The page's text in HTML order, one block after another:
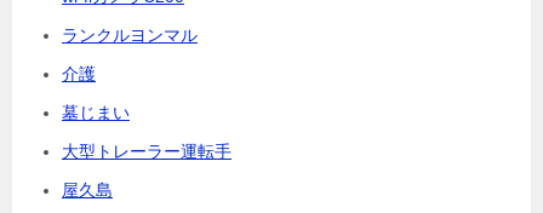
ランクルヨンマル
介護
墓じまい
大型トレーラー運転手
屋久島